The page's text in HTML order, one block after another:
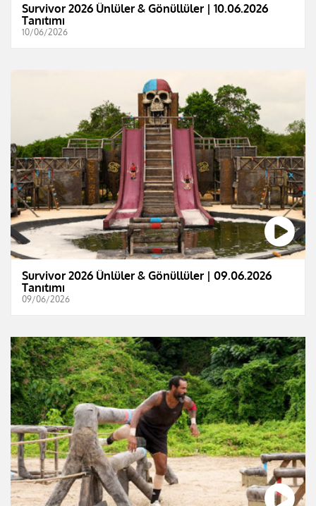
Survivor 2026 Ünlüler & Gönüllüler | 10.06.2026
Tanıtımı
10/06/2026
Survivor 2026 Ünlüler & Gönüllüler | 09.06.2026
Tanıtımı
09/06/2026